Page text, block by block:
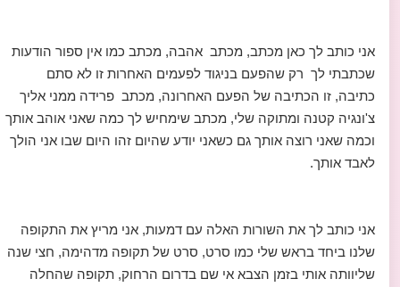
אני כותב לך כאן מכתב, מכתב אהבה, מכתב כמו אין ספור הודעות
שכתבתי לך רק שהפעם בניגוד לפעמים האחרות זו לא סתם
כתיבה, זו הכתיבה של הפעם האחרונה, מכתב פרידה ממני אליך
צ'ונגיה קטנה ומתוקה שלי, מכתב שימחיש לך כמה שאני אוהב אותך
וכמה שאני רוצה אותך גם כשאני יודע שהיום זהו היום שבו אני הולך
לאבד אותך.
אני כותב לך את השורות האלה עם דמעות, אני מריץ את התקופה
שלנו ביחד בראש שלי כמו סרט, סרט של תקופה מדהימה, חצי שנה
שליוותה אותי בזמן הצבא אי שם בדרום הרחוק, תקופה שהחלה